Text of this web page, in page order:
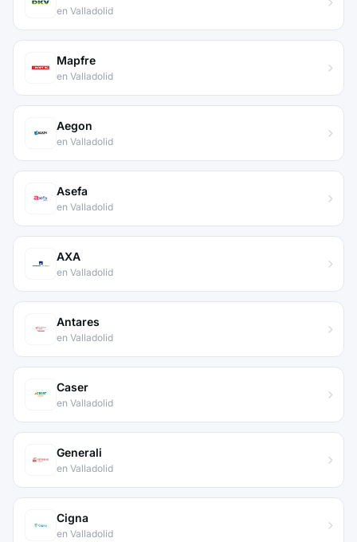
en Valladolid
Mapfre
en Valladolid
Aegon
en Valladolid
Asefa
en Valladolid
AXA
en Valladolid
Antares
en Valladolid
Caser
en Valladolid
Generali
en Valladolid
Cigna
en Valladolid